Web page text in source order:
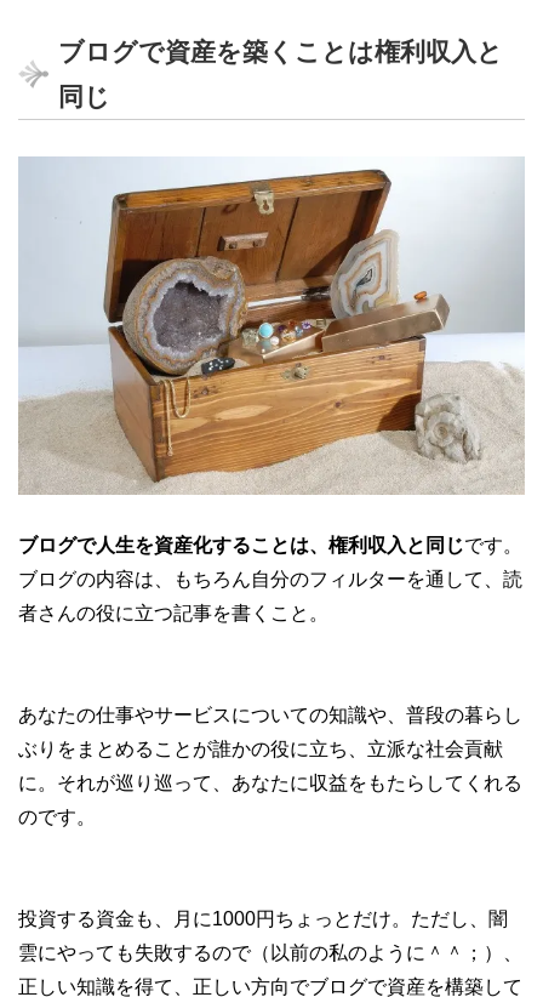
ブログで資産を築くことは権利収入と
同じ
ブログで人生を資産化することは、権利収入と同じです。
ブログの内容は、もちろん自分のフィルターを通して、読
者さんの役に立つ記事を書くこと。
あなたの仕事やサービスについての知識や、普段の暮らし
ぶりをまとめることが誰かの役に立ち、立派な社会貢献
に。それが巡り巡って、あなたに収益をもたらしてくれる
のです。
投資する資金も、月に1000円ちょっとだけ。ただし、闇
雲にやっても失敗するので（以前の私のように＾＾；）、
正しい知識を得て、正しい方向でブログで資産を構築して